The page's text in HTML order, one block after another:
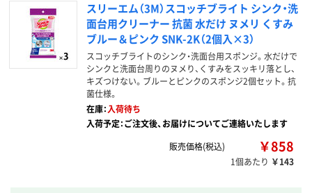
スリーエム（3M）スコッチブライト シンク・洗
面台用クリーナー 抗菌 水だけ ヌメリ くすみ
ブルー＆ピンク SNK-2K（2個入×3）
スコッチブライトのシンク・洗面台用スポンジ。水だけで
シンクと洗面台周りのヌメり、くすみをスッキリ落とし、
キズつけない。ブルーとピンクのスポンジ2個セット。抗
菌仕様。
在庫：入荷待ち
入荷予定：ご注文後、お届けについてご連絡いたします
販売価格(税込)
￥858
1個あたり ￥143